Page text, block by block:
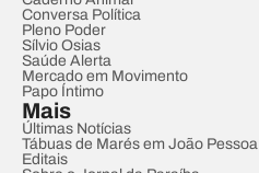
Conversa Política
Pleno Poder
Sílvio Osias
Saúde Alerta
Mercado em Movimento
Papo Íntimo
Mais
Últimas Notícias
Tábuas de Marés em João Pessoa
Editais